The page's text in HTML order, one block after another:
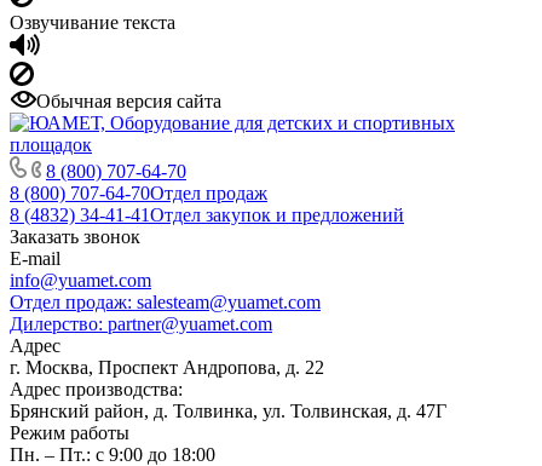
Озвучивание текста
Обычная версия сайта
8 (800) 707-64-70
8 (800) 707-64-70Отдел продаж
8 (4832) 34-41-41Отдел закупок и предложений
Заказать звонок
E-mail
info@yuamet.com
Отдел продаж: salesteam@yuamet.com
Дилерство: partner@yuamet.com
Адрес
г. Москва, Проспект Андропова, д. 22
Адрес производства:
Брянский район, д. Толвинка, ул. Толвинская, д. 47Г
Режим работы
Пн. – Пт.: с 9:00 до 18:00